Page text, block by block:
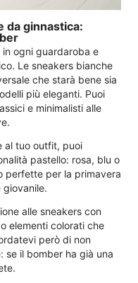
da ginnastica:
in ogni guardaroba e
Le sneakers bianche
che starà bene sia
più eleganti. Puoi
e minimalisti alle
al tuo outfit, puoi
pastello: rosa, blu o
perfette per la primavera
alle sneakers con
elementi colorati che
però di non
se il bomber ha già una